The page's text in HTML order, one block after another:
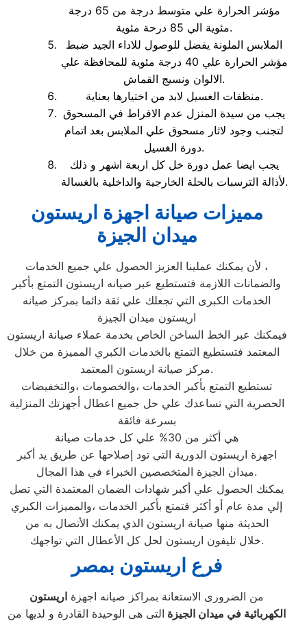
مؤشر الحرارة علي متوسط درجة من 65 درجة
مئوية الي 85 درحة مئوية.
الملابس الملونة يفضل للوصول للاداء الجيد ضبط
مؤشر الحرارة علي 40 درجة مئوية للمحافظة علي
الالوان ونسيج القماش.
منظفات الغسيل لابد من اختيارها بعناية.
يجب من سيدة المنزل عدم الافراط في المسحوق
لتجنب وجود لاثار مسحوق علي الملابس بعد اتمام
دورة الغسيل.
يجب ايضا عمل دورة خل كل اربعة اشهر و ذلك
لأذالة الترسبات بالحلة الخارجية والداخلية بالغسالة.
مميزات صيانة اجهزة اريستون
ميدان الجيزة
لأن يمكنك عملينا العزيز الحصول علي جميع الخدمات ،
والضمانات اللازمة فتستطيع عبر صيانه اريستون التمتع بأكبر
الخدمات الكبرى التي تجعلك علي ثقة دائما بمركز صيانه
اريستون ميدان الجيزة
فيمكنك عبر الخط الساخن الخاص بخدمة عملاء صيانة اريستون
المعتمد فتستطيع التمتع بالخدمات الكبري المميزة من خلال
مركز صيانة اريستون المعتمد.
تستطيع التمتع بأكبر الخدمات ،والخصومات ،والتخفيضات
الحصرية التي تساعدك علي حل جميع اعطال أجهزتك المنزلية
بسرعة فائقة
هي أكثر من 30% علي كل خدمات صيانة
اجهزة اريستون الدورية التي تود إصلاحها عن طريق يد أكبر
ميدان الجيزة المتخصصين الخبراء في هذا المجال.
يمكنك الحصول علي أكبر شهادات الضمان المعتمدة التي تصل
إلي مدة عام أو أكثر فتمتع بأكبر الخدمات ،والمميزات الكبري
الحديثة منها صيانة اريستون الذي يمكنك الأتصال به من
خلال تليفون اريستون لحل كل الأعطال التي تواجهك.
فرع اريستون بمصر
من الضرورى الاستعانة بمراكز صيانه اجهزة اريستون
الكهربائية في ميدان الجيزة التى هى الوحيدة القادرة و لديها من